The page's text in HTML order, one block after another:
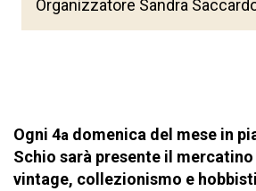
Ogni 4a domenica del mese in
Schio sarà presente il
vintage, collezionismo e
Organizzatore Sandra